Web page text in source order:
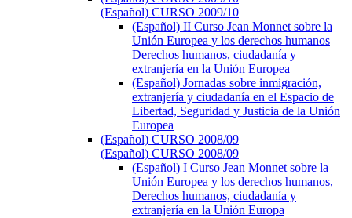
(Español) CURSO 2009/10
(Español) II Curso Jean Monnet sobre la
Unión Europea y los derechos humanos
Derechos humanos, ciudadanía y
extranjería en la Unión Europea
(Español) Jornadas sobre inmigración,
extranjería y ciudadanía en el Espacio de
Libertad, Seguridad y Justicia de la Unión
Europea
(Español) CURSO 2008/09
(Español) CURSO 2008/09
(Español) I Curso Jean Monnet sobre la
Unión Europea y los derechos humanos,
Derechos humanos, ciudadanía y
extranjería en la Unión Europa